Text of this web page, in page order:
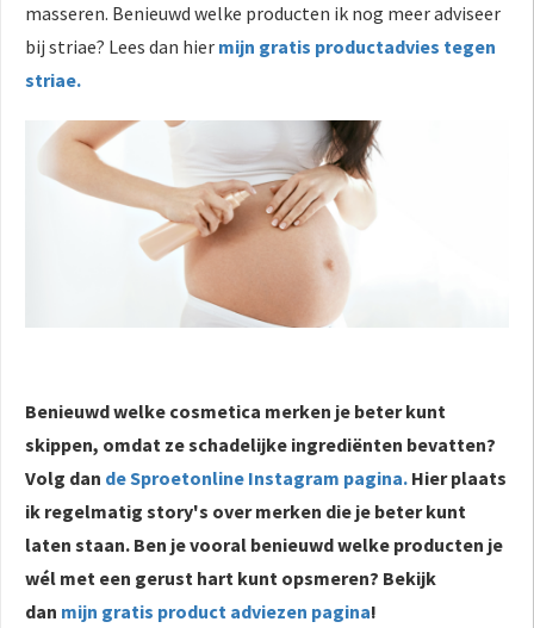
masseren. Benieuwd welke producten ik nog meer adviseer
bij striae? Lees dan hier mijn gratis productadvies tegen
striae.
Benieuwd welke cosmetica merken je beter kunt
skippen, omdat ze schadelijke ingrediënten bevatten?
Volg dan de Sproetonline Instagram pagina. Hier plaats
ik regelmatig story's over merken die je beter kunt
laten staan. Ben je vooral benieuwd welke producten je
wél met een gerust hart kunt opsmeren? Bekijk
dan mijn gratis product adviezen pagina!